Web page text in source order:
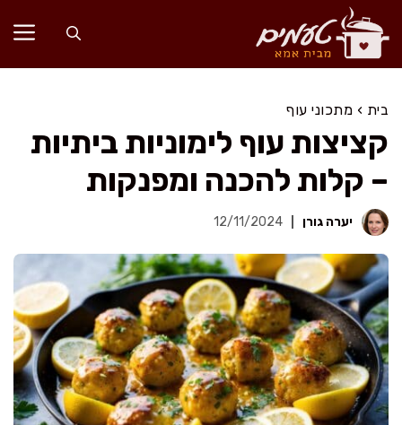
לדלג
לתוכן
בית › מתכוני עוף
קציצות עוף לימוניות ביתיות
– קלות להכנה ומפנקות
יערה גורן 12/11/2024